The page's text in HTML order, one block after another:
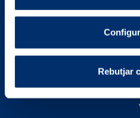
Rebutjar
Avís Legal